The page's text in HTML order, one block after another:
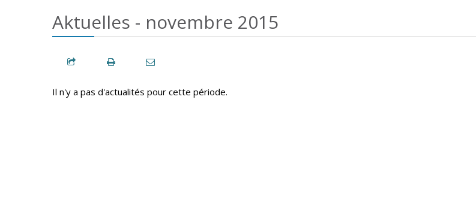
Aktuelles - novembre 2015
Il n'y a pas d'actualités pour cette période.